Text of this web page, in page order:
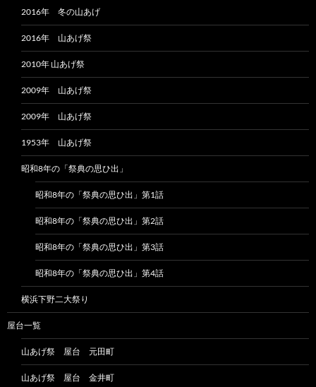
2016年 冬の山あげ
2016年 山あげ祭
2010年 山あげ祭
2009年 山あげ祭
2009年 山あげ祭
1953年 山あげ祭
昭和8年の「祭典の思ひ出」
昭和8年の「祭典の思ひ出」第1話
昭和8年の「祭典の思ひ出」第2話
昭和8年の「祭典の思ひ出」第3話
昭和8年の「祭典の思ひ出」第4話
横浜下野二大祭り
屋台一覧
山あげ祭 屋台 元田町
山あげ祭 屋台 金井町